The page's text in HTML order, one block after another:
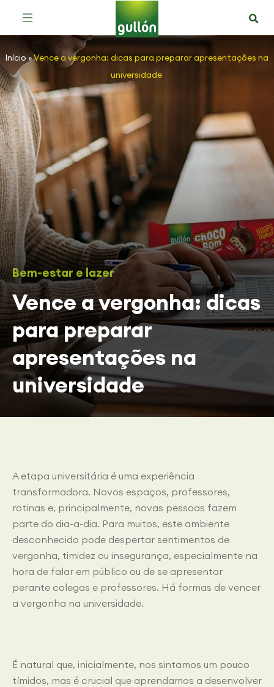
Início»Vence a vergonha: dicas para preparar apresentações na
universidade
Bem-estar e lazer
Vence a vergonha: dicas
para preparar
apresentações na
universidade
A etapa universitária é uma experiência
transformadora. Novos espaços, professores,
rotinas e, principalmente, novas pessoas fazem
parte do dia-a-dia. Para muitos, este ambiente
desconhecido pode despertar sentimentos de
vergonha, timidez ou insegurança, especialmente na
hora de falar em público ou de se apresentar
perante colegas e professores. Há formas de vencer
a vergonha na universidade.
É natural que, inicialmente, nos sintamos um pouco
tímidos, mas é crucial que aprendamos a desenvolver